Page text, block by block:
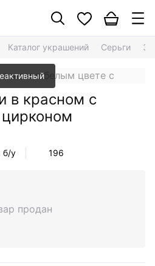
Каталог украшений Серьги
в красном с
б/у 196
продан